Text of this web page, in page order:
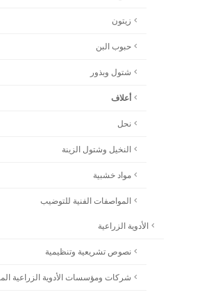
زيتون
حبوب البن
شتول وبذور
أعلاف
نحل
النخيل وشتول الزينة
مواد خشبية
المواصفات الفنية للتوضيب
الأدوية الزراعية
نصوص تشريعية وتنظيمية
شركات ومؤسسات الأدوية الزراعية